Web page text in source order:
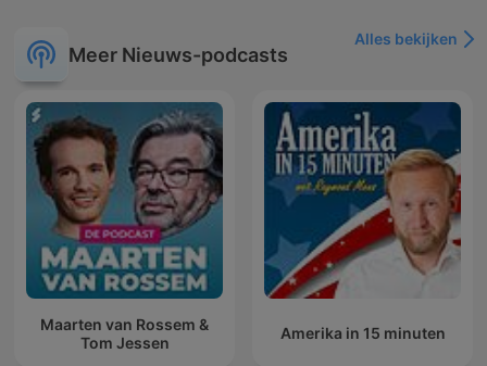
Meer Nieuws-podcasts
Alles bekijken
Maarten van Rossem &
Tom Jessen
Amerika in 15 minuten